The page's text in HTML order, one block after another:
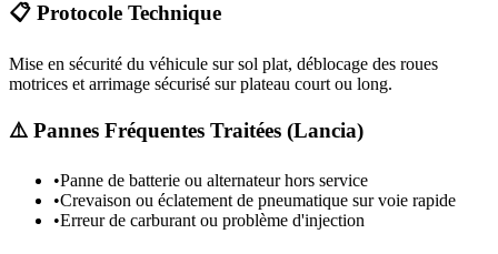
📋 Protocole Technique
Mise en sécurité du véhicule sur sol plat, déblocage des roues
motrices et arrimage sécurisé sur plateau court ou long.
⚠️ Pannes Fréquentes Traitées (Lancia)
•Panne de batterie ou alternateur hors service
•Crevaison ou éclatement de pneumatique sur voie rapide
•Erreur de carburant ou problème d'injection